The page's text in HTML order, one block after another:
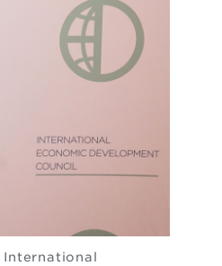
International